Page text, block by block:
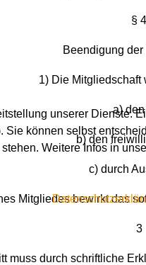
§ 4
Beendigung
1) Die Mitgliedschaft
a) den
b) den
c) durch
Mitgliedes bewirkt das
3
muss durch schriftliche
unserer
können selbst
Weitere Infos in